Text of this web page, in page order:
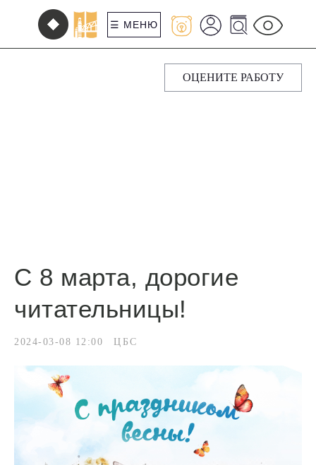
☰ МЕНЮ
ОЦЕНИТЕ РАБОТУ
С 8 марта, дорогие
читательницы!
2024-03-08 12:00 ЦБС